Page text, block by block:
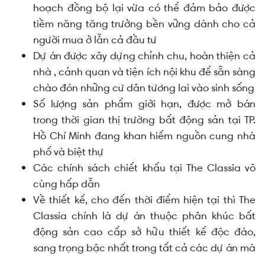
hoạch đồng bộ lại vừa có thể đảm bảo được
tiềm năng tăng trưởng bền vững dành cho cả
người mua ở lẫn cả đầu tư
Dự án được xây dựng chỉnh chu, hoàn thiện cả
nhà , cảnh quan và tiện ích nội khu để sẵn sàng
chào đón những cư dân tương lai vào sinh sống
Số lượng sản phẩm giới hạn, được mở bán
trong thời gian thị trường bất động sản tại TP.
Hồ Chí Minh đang khan hiếm nguồn cung nhà
phố và biệt thự
Các chính sách chiết khấu tại The Classia vô
cùng hấp dẫn
Về thiết kế, cho đến thời điểm hiện tại thì The
Classia chính là dự án thuộc phân khúc bất
động sản cao cấp sở hữu thiết kế độc đáo,
sang trọng bậc nhất trong tất cả các dự án mà